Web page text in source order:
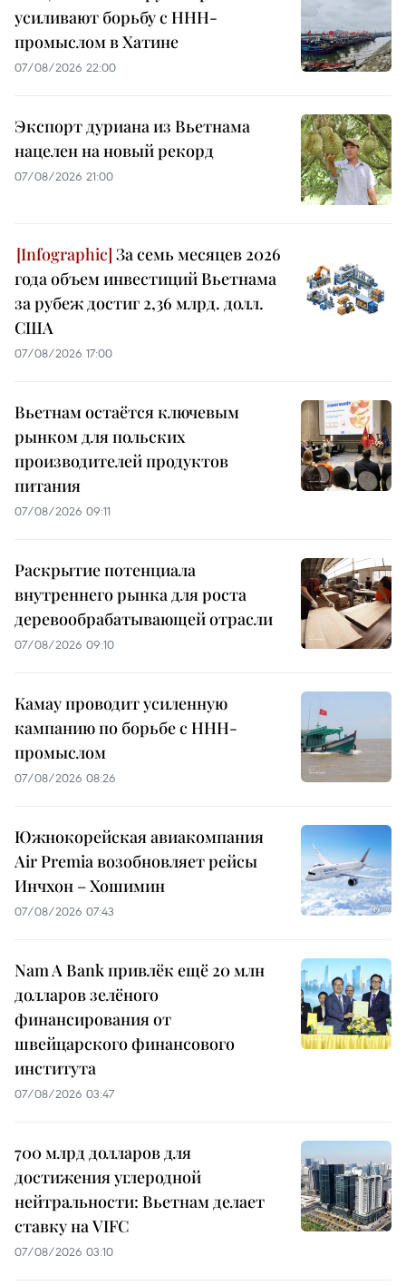
усиливают борьбу с ННН-
промыслом в Хатине
07/08/2026 22:00
Экспорт дуриана из Вьетнама
нацелен на новый рекорд
07/08/2026 21:00
За семь месяцев 2026
года объем инвестиций Вьетнама
за рубеж достиг 2,36 млрд. долл.
США
07/08/2026 17:00
Вьетнам остаётся ключевым
рынком для польских
производителей продуктов
питания
07/08/2026 09:11
Раскрытие потенциала
внутреннего рынка для роста
деревообрабатывающей отрасли
07/08/2026 09:10
Камау проводит усиленную
кампанию по борьбе с ННН-
промыслом
07/08/2026 08:26
Южнокорейская авиакомпания
Air Premia возобновляет рейсы
Инчхон – Хошимин
07/08/2026 07:43
Nam A Bank привлёк ещё 20 млн
долларов зелёного
финансирования от
швейцарского финансового
института
07/08/2026 03:47
700 млрд долларов для
достижения углеродной
нейтральности: Вьетнам делает
ставку на VIFC
07/08/2026 03:10